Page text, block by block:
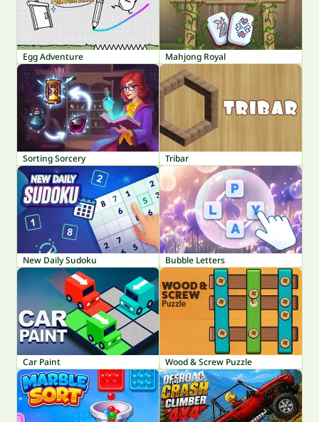
Egg Adventure Mahjong Royal
Sorting Sorcery Tribar
New Daily Sudoku Bubble Letters
Car Paint Wood & Screw Puzzle